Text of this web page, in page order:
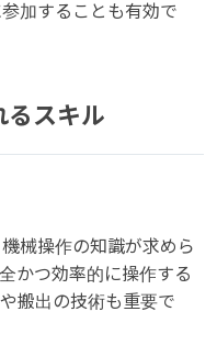
加することも有効で
るスキル
械操作の知識が求めら
かつ効率的に操作する
搬出の技術も重要で